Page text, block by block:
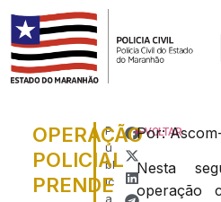
P
u
bl
ic
a
OPERAÇÃO
POLICIAL
PRENDE
VOLTAR
Por:
Nesta
operação